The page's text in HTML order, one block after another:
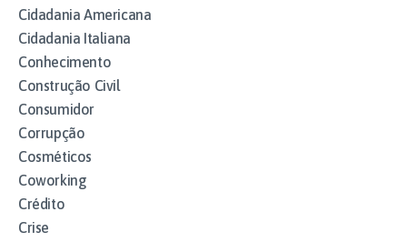
Cidadania Americana
Cidadania Italiana
Conhecimento
Construção Civil
Consumidor
Corrupção
Cosméticos
Coworking
Crédito
Crise